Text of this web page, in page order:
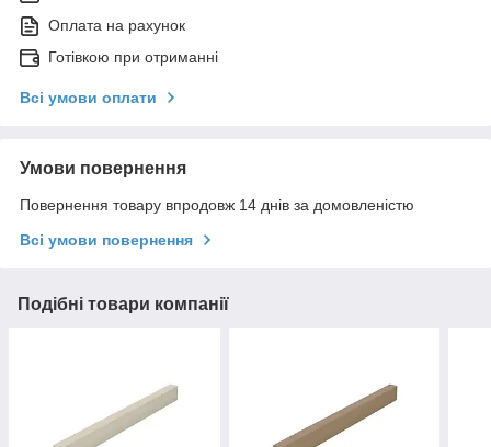
Оплата на рахунок
Готівкою при отриманні
Всі умови оплати
Умови повернення
Повернення товару впродовж 14 днів за домовленістю
Всі умови повернення
Подібні товари компанії